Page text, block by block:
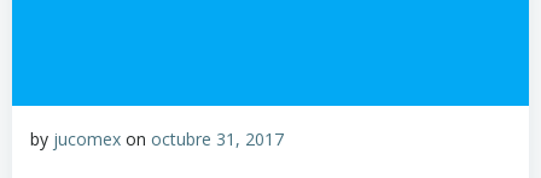
by jucomex on octubre 31, 2017